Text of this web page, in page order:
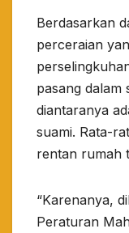
Berdasarkan
perceraian
pasang
diantaranya
suami. Rata-
rentan rumah
“Karenanya,
Peraturan